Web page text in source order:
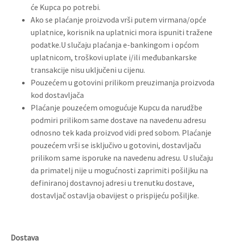
će Kupca po potrebi.
Ako se plaćanje proizvoda vrši putem virmana/opće
uplatnice, korisnik na uplatnici mora ispuniti tražene
podatke.U slučaju plaćanja e-bankingom i općom
uplatnicom, troškovi uplate i/ili međubankarske
transakcije nisu uključeni u cijenu.
Pouzećem u gotovini prilikom preuzimanja proizvoda
kod dostavljača
Plaćanje pouzećem omogućuje Kupcu da narudžbe
podmiri prilikom same dostave na navedenu adresu
odnosno tek kada proizvod vidi pred sobom. Plaćanje
pouzećem vrši se isključivo u gotovini, dostavljaču
prilikom same isporuke na navedenu adresu. U slučaju
da primatelj nije u mogućnosti zaprimiti pošiljku na
definiranoj dostavnoj adresi u trenutku dostave,
dostavljač ostavlja obavijest o prispijeću pošiljke.
Dostava